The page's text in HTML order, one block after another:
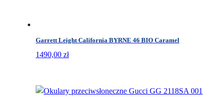
Garrett Leight California BYRNE 46 BIO Caramel
1490,00 zł